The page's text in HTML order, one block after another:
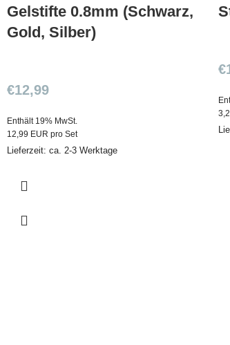
Gelstifte 0.8mm (Schwarz,
Gold, Silber)
€12,99
Enthält 19% MwSt.
12,99 EUR pro Set
Lieferzeit: ca. 2-3 Werktage
€